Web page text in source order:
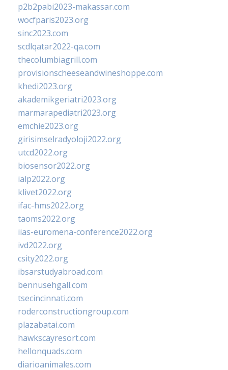
p2b2pabi2023-makassar.com
wocfparis2023.org
sinc2023.com
scdlqatar2022-qa.com
thecolumbiagrill.com
provisionscheeseandwineshoppe.com
khedi2023.org
akademikgeriatri2023.org
marmarapediatri2023.org
emchie2023.org
girisimselradyoloji2022.org
utcd2022.org
biosensor2022.org
ialp2022.org
klivet2022.org
ifac-hms2022.org
taoms2022.org
iias-euromena-conference2022.org
ivd2022.org
csity2022.org
ibsarstudyabroad.com
bennusehgall.com
tsecincinnati.com
roderconstructiongroup.com
plazabatai.com
hawkscayresort.com
hellonquads.com
diarioanimales.com